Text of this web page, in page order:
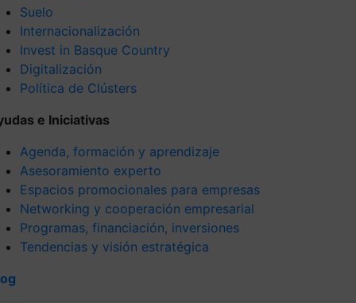
Suelo
Internacionalización
Invest in Basque Country
Digitalización
Política de Clústers
e Iniciativas
Agenda, formación y aprendizaje
Asesoramiento experto
Espacios promocionales para empresas
Networking y cooperación empresarial
Programas, financiación, inversiones
Tendencias y visión estratégica